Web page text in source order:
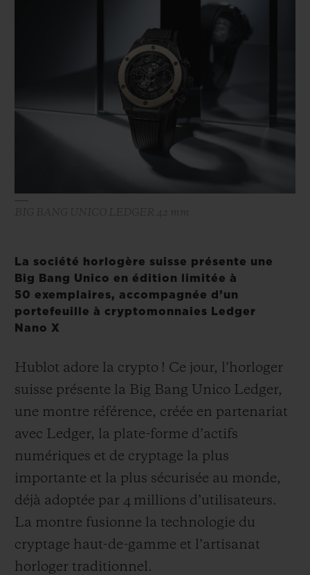
La société horlogère suisse présente une
Big Bang Unico en édition limitée à
50 exemplaires, accompagnée d’un
portefeuille à cryptomonnaies Ledger
Nano X
Hublot adore la crypto ! Ce jour, l’horloger
suisse présente la Big Bang Unico Ledger,
une montre référence, créée en partenariat
avec Ledger, la plate-forme d’actifs
numériques et de cryptage la plus
importante et la plus sécurisée au monde,
déjà adoptée par 4 millions d’utilisateurs.
La montre fusionne la technologie du
cryptage haut-de-gamme et l’artisanat
horloger traditionnel.
HUBLOTISTA ET EXTENSION DE GARANTIE
POCHETTE CADEAU
NOUS CONTACTER
TROUVER UNE BOUTIQUE